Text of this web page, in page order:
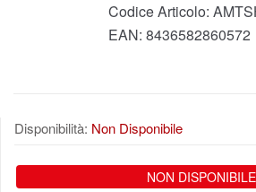
Codice Articolo:
EAN: 8436582860572
Disponibilità: Non Disponibile
NON DISPONIBILE